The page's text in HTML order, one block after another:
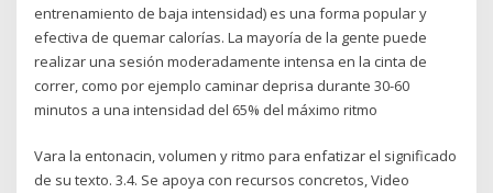
entrenamiento de baja intensidad) es una forma popular y
efectiva de quemar calorías. La mayoría de la gente puede
realizar una sesión moderadamente intensa en la cinta de
correr, como por ejemplo caminar deprisa durante 30-60
minutos a una intensidad del 65% del máximo ritmo
Vara la entonacin, volumen y ritmo para enfatizar el significado
de su texto. 3.4. Se apoya con recursos concretos, Video